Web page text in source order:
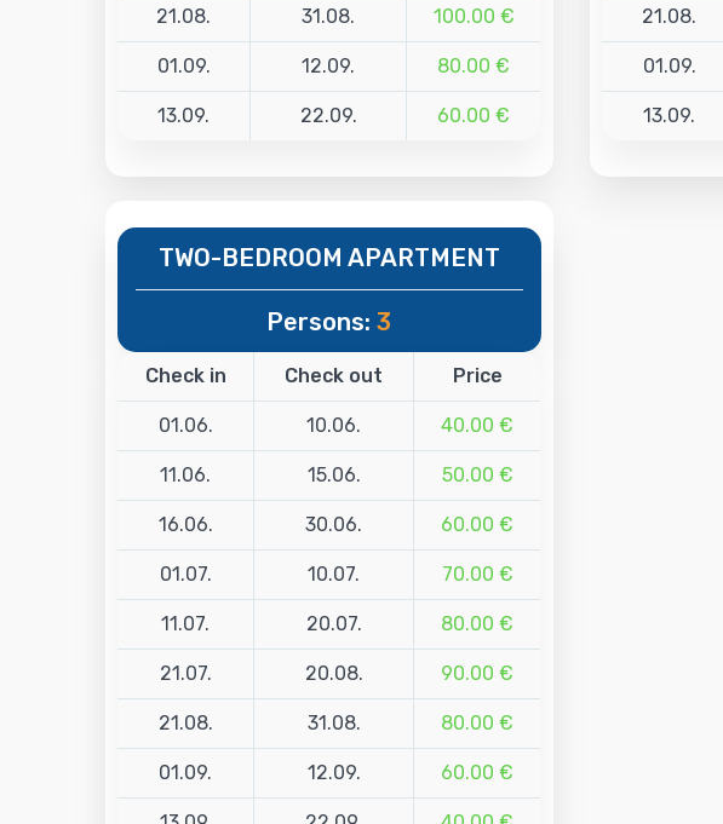
21.08. 31.08. 100.00 €
01.09. 12.09. 80.00 €
13.09. 22.09. 60.00 €
21.08.
01.09.
13.09.
TWO-BEDROOM APARTMENT
Persons:3
Check in Check out Price
01.06. 10.06. 40.00 €
11.06. 15.06. 50.00 €
16.06. 30.06. 60.00 €
01.07. 10.07. 70.00 €
11.07. 20.07. 80.00 €
21.07. 20.08. 90.00 €
21.08. 31.08. 80.00 €
01.09. 12.09. 60.00 €